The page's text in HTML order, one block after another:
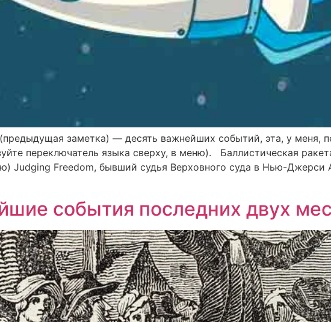
заметка) — десять важнейших событий, эта, у меня,
переключатель языка сверху, в меню). Баллистическая
Judging Freedom, бывший судья Верховного суда в Нью-Джерси
события последних двух